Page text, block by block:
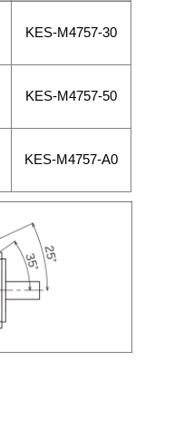
KES-M4757-30
KES-M4757-50
KES-M4757-A0